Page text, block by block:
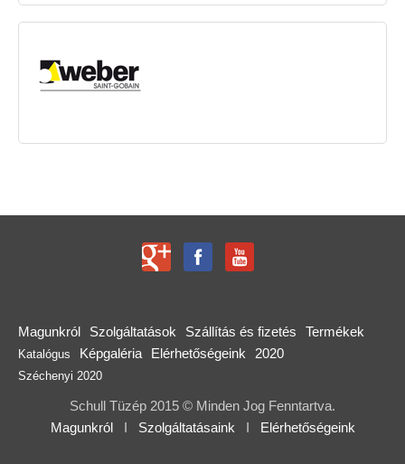
Magunkról Szolgáltatások Szállítás és fizetés Termékek
Katalógus Képgaléria Elérhetőségeink 2020
Széchenyi 2020
Schull Tüzép 2015 © Minden Jog Fenntartva.
MagunkrólI Szolgáltatásaink I Elérhetőségeink